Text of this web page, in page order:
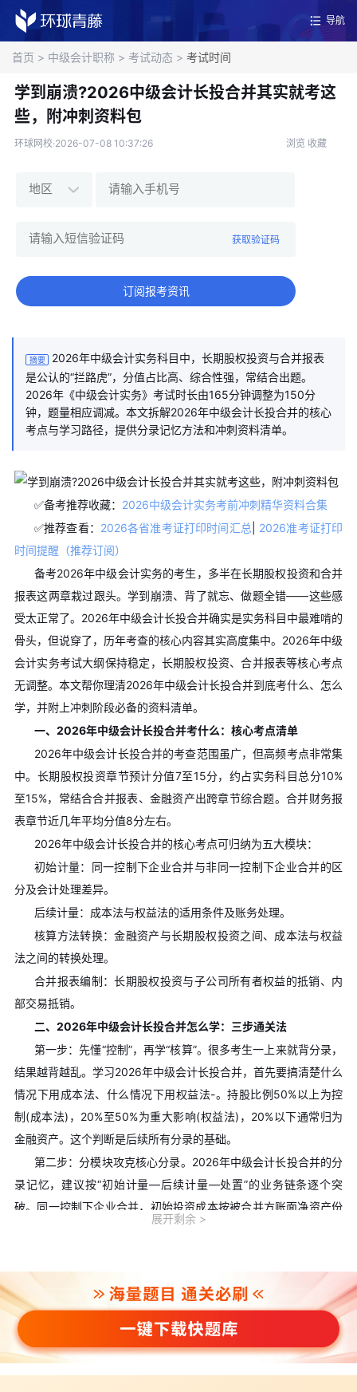
导航
首页 > 中级会计职称 > 考试动态 > 考试时间
学到崩溃?2026中级会计长投合并其实就考这
些，附冲刺资料包
环球网校·2026-07-08 10:37:26 浏览 收藏
获取验证码
订阅报考资讯
摘要
2026年中级会计实务科目中，长期股权投资与合并报表
是公认的“拦路虎”，分值占比高、综合性强，常结合出题。
2026年《中级会计实务》考试时长由165分钟调整为150分
钟，题量相应调减。本文拆解2026年中级会计长投合并的核心
考点与学习路径，提供分录记忆方法和冲刺资料清单。
✅备考推荐收藏： 2026中级会计实务考前冲刺精华资料合集
✅推荐查看： 2026各省准考证打印时间汇总
2026准考证打印
时间提醒（推荐订阅）
备考2026年中级会计实务的考生，多半在长期股权投资和合并
报表这两章栽过跟头。学到崩溃、背了就忘、做题全错——这些感
受太正常了。2026年中级会计长投合并确实是实务科目中最难啃的
骨头，但说穿了，历年考查的核心内容其实高度集中。2026年中级
会计实务考试大纲保持稳定，长期股权投资、合并报表等核心考点
无调整。本文帮你理清2026年中级会计长投合并到底考什么、怎么
学，并附上冲刺阶段必备的资料清单。
一、2026年中级会计长投合并考什么：核心考点清单
2026年中级会计长投合并的考查范围虽广，但高频考点非常集
中。长期股权投资章节预计分值7至15分，约占实务科目总分10%
至15%，常结合合并报表、金融资产出跨章节综合题。合并财务报
表章节近几年平均分值8分左右。
2026年中级会计长投合并的核心考点可归纳为五大模块：
初始计量：同一控制下企业合并与非同一控制下企业合并的区
分及会计处理差异。
后续计量：成本法与权益法的适用条件及账务处理。
核算方法转换：金融资产与长期股权投资之间、成本法与权益
法之间的转换处理。
合并报表编制：长期股权投资与子公司所有者权益的抵销、内
部交易抵销。
二、2026年中级会计长投合并怎么学：三步通关法
第一步：先懂“控制”，再学“核算”。很多考生一上来就背分录，
结果越背越乱。学习2026年中级会计长投合并，首先要搞清楚什么
情况下用成本法、什么情况下用权益法-。持股比例50%以上为控
制(成本法)，20%至50%为重大影响(权益法)，20%以下通常归为
金融资产。这个判断是后续所有分录的基础。
第二步：分模块攻克核心分录。2026年中级会计长投合并的分
录记忆，建议按“初始计量—后续计量—处置”的业务链条逐个突
破。同一控制下企业合并，初始投资成本按被合并方账面净资产份
额确定，差额调整资本公积;非同一控制下按公允价值计量，确认损
第三步：联动学习，打通章节壁垒。2026年中级会计长投合并
最大的难点在于两章高度关联——长期股权投资的核算方法是合并
报表编制的基础。建议将这两章同步推进，重点练习将长投与合并
报表结合的综合题。
三、2026年中级会计长投合并的常见易错点
展开剩余